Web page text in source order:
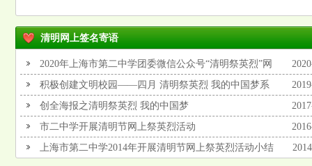
清明网上签名寄语
2020年上海市第二中学团委微信公众号“清明祭英烈”网
上签名寄语主题教育活动
积极创建文明校园——四月 清明祭英烈 我的中国梦系
列
创全海报之清明祭英烈 我的中国梦
市二中学开展清明节网上祭英烈活动
上海市第二中学2014年开展清明节网上祭英烈活动小结